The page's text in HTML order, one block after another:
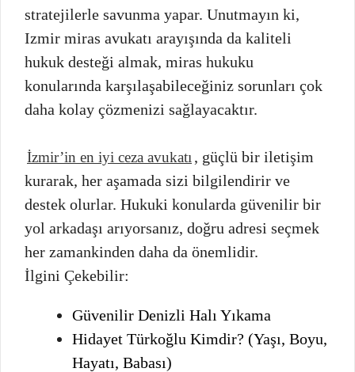
stratejilerle savunma yapar. Unutmayın ki,
Izmir miras avukatı arayışında da kaliteli
hukuk desteği almak, miras hukuku
konularında karşılaşabileceğiniz sorunları çok
daha kolay çözmenizi sağlayacaktır.
İzmir’in en iyi ceza avukatı , güçlü bir iletişim
kurarak, her aşamada sizi bilgilendirir ve
destek olurlar. Hukuki konularda güvenilir bir
yol arkadaşı arıyorsanız, doğru adresi seçmek
her zamankinden daha da önemlidir.
İlgini Çekebilir:
Güvenilir Denizli Halı Yıkama
Hidayet Türkoğlu Kimdir? (Yaşı, Boyu,
Hayatı, Babası)